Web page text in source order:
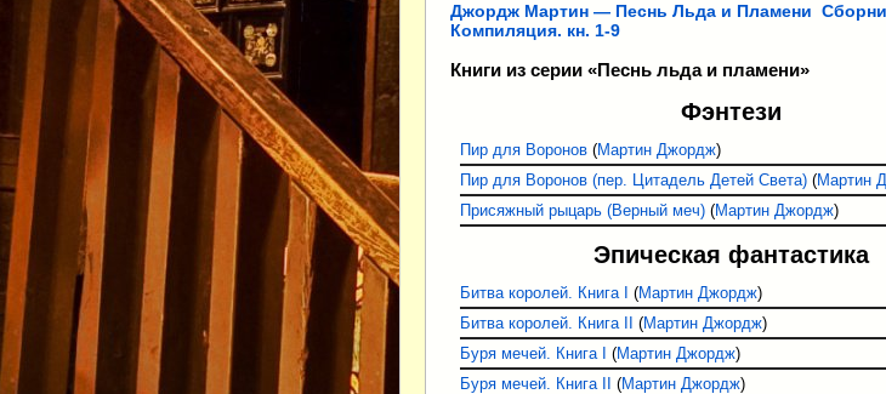
Джордж Мартин — Песнь Льда и Пламени
Компиляция. кн. 1-9
Книги из серии «Песнь льда и пламени»
Фэнтези
Пир для Воронов (Мартин Джордж)
Пир для Воронов (пер. Цитадель Детей Света) (Мартин
Присяжный рыцарь (Верный меч) (Мартин Джордж)
Эпическая фантастика
Битва королей. Книга I (Мартин Джордж)
Битва королей. Книга II
(Мартин Джордж)
Буря мечей. Книга I
(Мартин Джордж)
Буря мечей. Книга II
(Мартин Джордж)